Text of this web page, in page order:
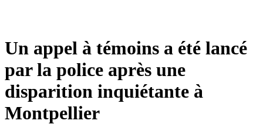
Un appel à témoins a été lancé
par la police après une
disparition inquiétante à
Montpellier